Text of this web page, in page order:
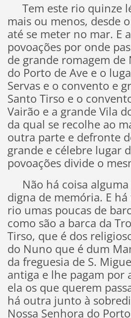
Tem este rio quinze
mais ou menos, desde
até se meter no mar. E
povoações por onde
de grande romagem de
do Porto de Ave e o
Servas e o convento e
Santo Tirso e o
Vairão e a grande Vila
da qual se recolhe ao
outra parte e defronte
grande e célebre lugar
povoações divide o
Não há coisa alguma
digna de memória. E
rio umas poucas de
como são a barca da
Tirso, que é dos
do Nuno que é dum
da freguesia de S.
antiga e lhe pagam por
ela os que querem
há outra junto à
Nossa Senhora do